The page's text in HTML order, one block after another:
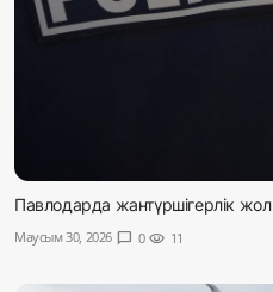
Павлодарда жантүршігерлік
Маусым 30, 2026 chat_bubble 0 visibility 11